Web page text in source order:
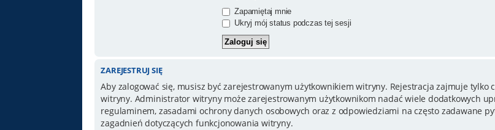
Zapamiętaj mnie
Ukryj mój status podczas tej sesji
ZAREJESTRUJ SIĘ
Aby zalogować się, musisz być zarejestrowanym użytkownikiem witryny. Rejestracja zajmuje tylko
witryny. Administrator witryny może zarejestrowanym użytkownikom nadać wiele dodatkowych
regulaminem, zasadami ochrony danych osobowych oraz z odpowiedziami na często zadawane
zagadnień dotyczących funkcjonowania witryny.